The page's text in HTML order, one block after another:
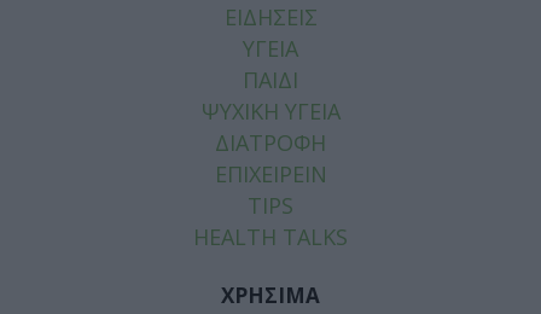
ΕΙΔΗΣΕΙΣ
ΥΓΕΙΑ
ΠΑΙΔΙ
ΨΥΧΙΚΗ ΥΓΕΙΑ
ΔΙΑΤΡΟΦΗ
ΕΠΙΧΕΙΡΕΙΝ
TIPS
HEALTH TALKS
ΧΡΗΣΙΜΑ